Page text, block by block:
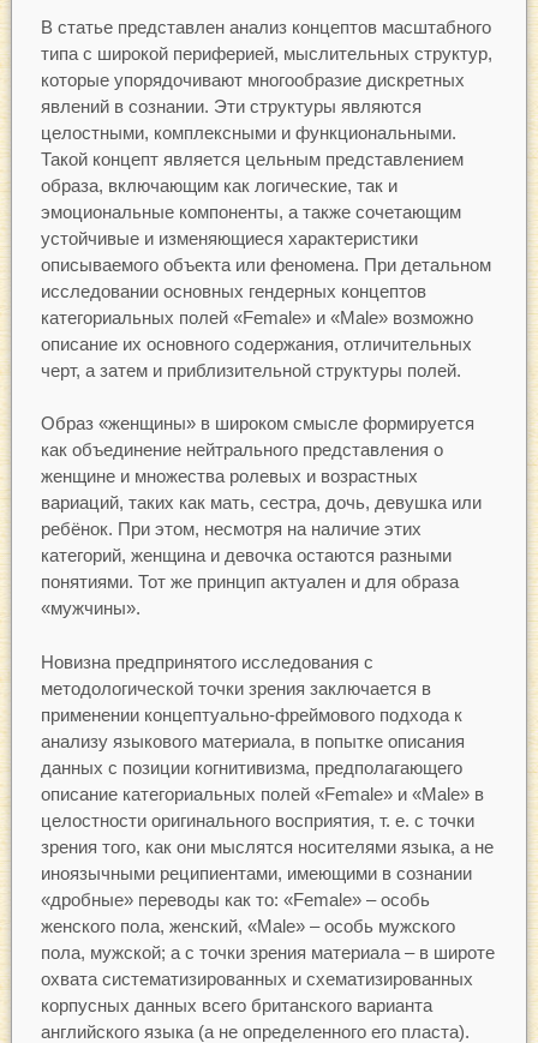
В статье представлен анализ концептов масштабного
типа с широкой периферией, мыслительных структур,
которые упорядочивают многообразие дискретных
явлений в сознании. Эти структуры являются
целостными, комплексными и функциональными.
Такой концепт является цельным представлением
образа, включающим как логические, так и
эмоциональные компоненты, а также сочетающим
устойчивые и изменяющиеся характеристики
описываемого объекта или феномена. При детальном
исследовании основных гендерных концептов
категориальных полей «Female» и «Male» возможно
описание их основного содержания, отличительных
черт, а затем и приблизительной структуры полей.
Образ «женщины» в широком смысле формируется
как объединение нейтрального представления о
женщине и множества ролевых и возрастных
вариаций, таких как мать, сестра, дочь, девушка или
ребёнок. При этом, несмотря на наличие этих
категорий, женщина и девочка остаются разными
понятиями. Тот же принцип актуален и для образа
«мужчины».
Новизна предпринятого исследования c
методологической точки зрения заключается в
применении концептуально-фреймового подхода к
анализу языкового материала, в попытке описания
данных с позиции когнитивизма, предполагающего
описание категориальных полей «Female» и «Male» в
целостности оригинального восприятия, т. е. с точки
зрения того, как они мыслятся носителями языка, а не
иноязычными реципиентами, имеющими в сознании
«дробные» переводы как то: «Female» – особь
женского пола, женский, «Male» – особь мужского
пола, мужской; а с точки зрения материала – в широте
охвата систематизированных и схематизированных
корпусных данных всего британского варианта
английского языка (а не определенного его пласта).